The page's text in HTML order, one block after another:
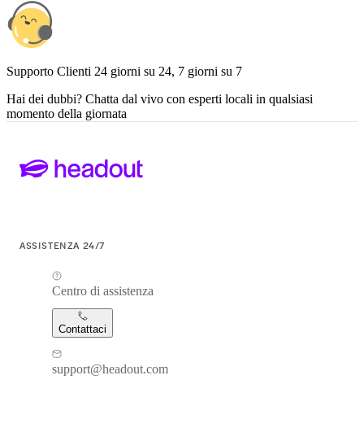
Supporto Clienti 24 giorni su 24, 7 giorni su 7
Hai dei dubbi? Chatta dal vivo con esperti locali in qualsiasi
momento della giornata
ASSISTENZA 24/7
Centro di assistenza
Contattaci
support@headout.com